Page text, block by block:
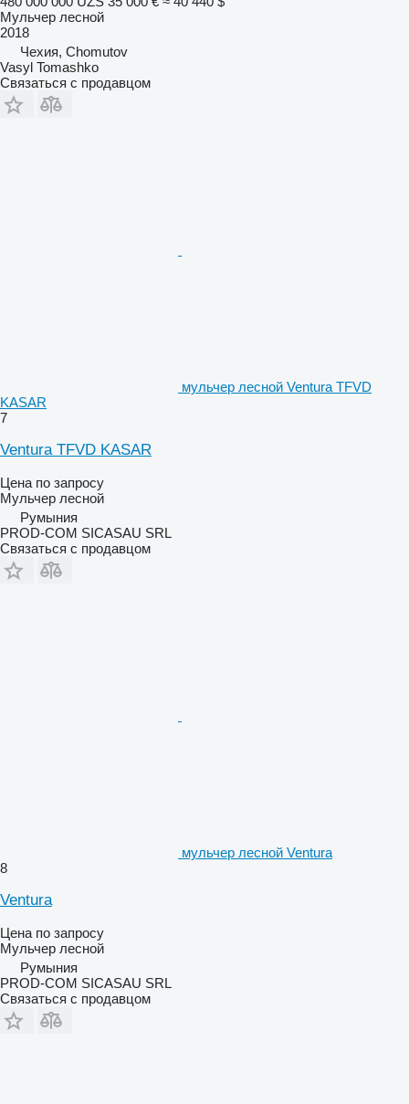
Мульчер лесной
2018
Чехия, Chomutov
Vasyl Tomashko
Связаться с продавцом
мульчер лесной Ventura TFVD
KASAR
7
Ventura TFVD KASAR
Цена по запросу
Мульчер лесной
Румыния
PROD-COM SICASAU SRL
Связаться с продавцом
мульчер лесной Ventura
8
Ventura
Цена по запросу
Мульчер лесной
Румыния
PROD-COM SICASAU SRL
Связаться с продавцом